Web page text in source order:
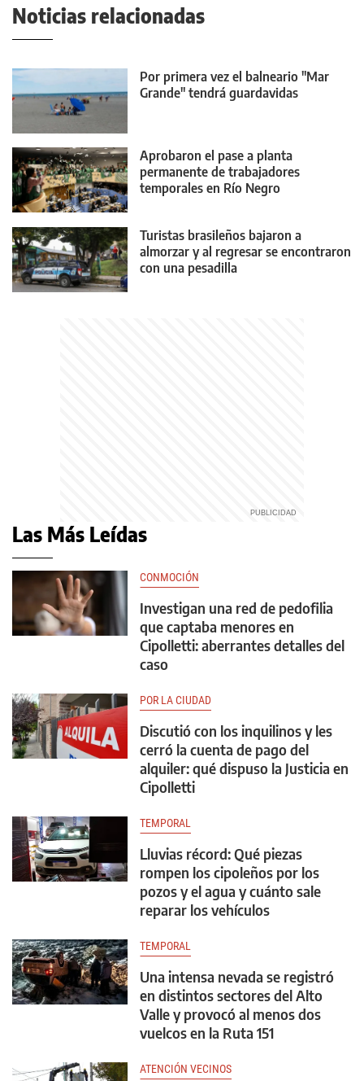
Noticias relacionadas
Por primera vez el balneario "Mar
Grande" tendrá guardavidas
Aprobaron el pase a planta
permanente de trabajadores
temporales en Río Negro
Turistas brasileños bajaron a
almorzar y al regresar se encontraron
con una pesadilla
Las Más Leídas
CONMOCIÓN
Investigan una red de pedofilia
que captaba menores en
Cipolletti: aberrantes detalles del
caso
POR LA CIUDAD
Discutió con los inquilinos y les
cerró la cuenta de pago del
alquiler: qué dispuso la Justicia en
Cipolletti
TEMPORAL
Lluvias récord: Qué piezas
rompen los cipoleños por los
pozos y el agua y cuánto sale
reparar los vehículos
TEMPORAL
Una intensa nevada se registró
en distintos sectores del Alto
Valle y provocó al menos dos
vuelcos en la Ruta 151
ATENCIÓN VECINOS